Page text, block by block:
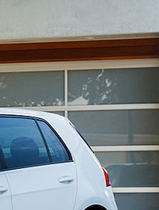
Industria Motociclismo
busca cambiar
de los